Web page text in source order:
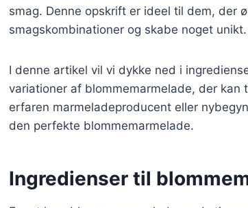
smag. Denne opskrift er ideel til dem, der
smagskombinationer og skabe noget unikt.
I denne artikel vil vi dykke ned i
variationer af blommemarmelade, der
erfaren marmeladeproducent eller
den perfekte blommemarmelade.
Ingredienser til